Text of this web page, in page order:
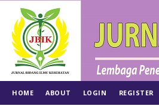
HOME ABOUT LOGIN REGISTER